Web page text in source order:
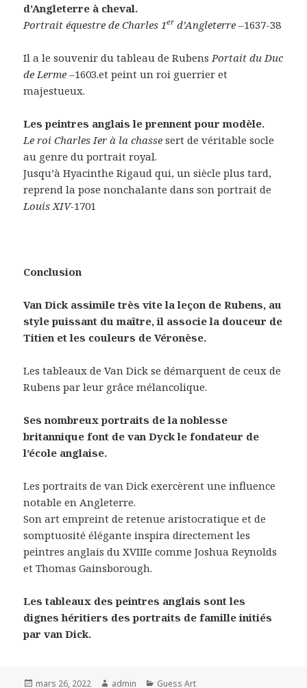
d’Angleterre à cheval.
Portrait équestre de Charles 1erd’Angleterre –1637-38
Il a le souvenir du tableau de RubensPortait du Duc
de Lerme –1603.et peint un roi guerrier et
majestueux.
Les peintres anglais le prennent pour modèle.
Le roi Charles Ier à la chassesert de véritable socle
au genre du portrait royal.
Jusqu’à Hyacinthe Rigaud qui, un siècle plus tard,
reprend la pose nonchalante dans son portrait de
Louis XIV-1701
Conclusion
Van Dick assimile très vite la leçon de Rubens, au
style puissant du maître, il associe la douceur de
Titien et les couleurs de Véronèse.
Les tableaux de Van Dick se démarquent de ceux de
Rubens par leur grâce mélancolique.
Ses nombreux portraits de la noblesse
britannique font de van Dyck le fondateur de
l’école anglaise.
Les portraits de van Dick exercèrent une influence
notable en Angleterre.
Son art empreint de retenue aristocratique et de
somptuosité élégante inspira directement les
peintres anglais du XVIIIe comme Joshua Reynolds
et Thomas Gainsborough.
Les tableaux des peintres anglais sont les
dignes héritiers des portraits de famille initiés
par van Dick.
Posted
mars 26, 2022 Author
admin Categories
Guess Art